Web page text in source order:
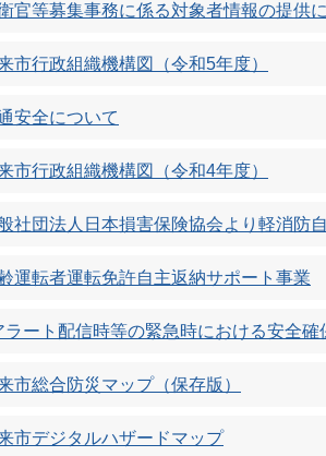
官等募集事務に係る対象者情報の提供
市行政組織機構図（令和5年度）
安全について
市行政組織機構図（令和4年度）
社団法人日本損害保険協会より軽消防
運転者運転免許自主返納サポート事業
ラート配信時等の緊急時における安全確
市総合防災マップ（保存版）
市デジタルハザードマップ